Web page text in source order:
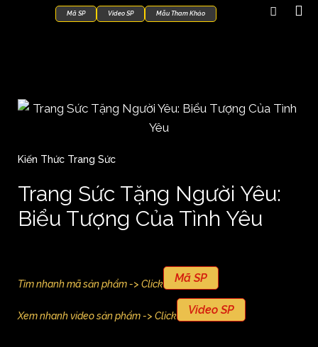
Mã SP Video SP Mẫu Tham Khảo
Kiến Thức Trang Sức
Trang Sức Tặng Người Yêu:
Biểu Tượng Của Tình Yêu
Tìm nhanh mã sản phẩm -> Click Mã SP
Xem nhanh video sản phẩm -> Click Video SP